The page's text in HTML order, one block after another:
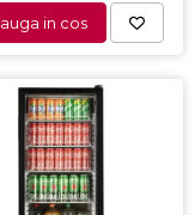
in cos